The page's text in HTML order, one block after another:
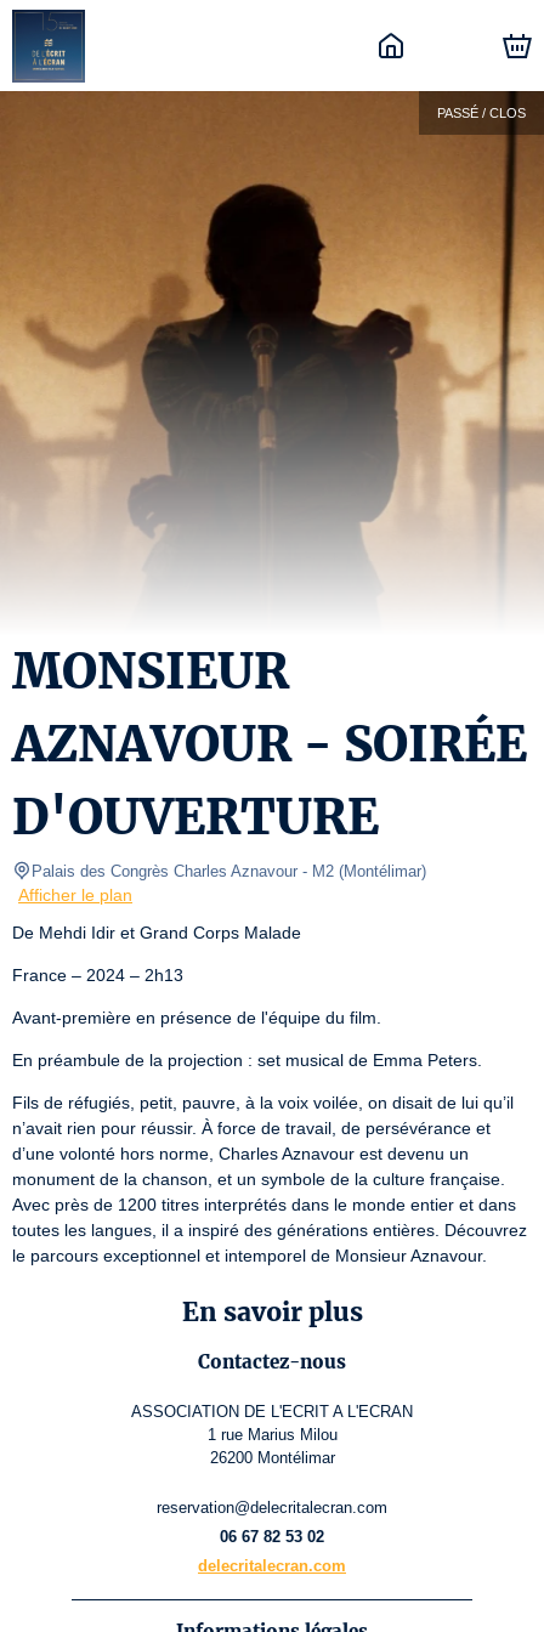
PASSÉ / CLOS
MONSIEUR
AZNAVOUR - SOIRÉE
D'OUVERTURE
Palais des Congrès Charles Aznavour - M2 (Montélimar)
Afficher le plan
De Mehdi Idir et Grand Corps Malade
France – 2024 – 2h13
Avant-première en présence de l'équipe du film.
En préambule de la projection : set musical de Emma Peters.
Fils de réfugiés, petit, pauvre, à la voix voilée, on disait de lui qu’il
n’avait rien pour réussir. À force de travail, de persévérance et
d’une volonté hors norme, Charles Aznavour est devenu un
monument de la chanson, et un symbole de la culture française.
Avec près de 1200 titres interprétés dans le monde entier et dans
toutes les langues, il a inspiré des générations entières. Découvrez
le parcours exceptionnel et intemporel de Monsieur Aznavour.
En savoir plus
Contactez-nous
ASSOCIATION DE L'ECRIT A L'ECRAN
1 rue Marius Milou
26200 Montélimar
reservation@delecritalecran.com
06 67 82 53 02
delecritalecran.com